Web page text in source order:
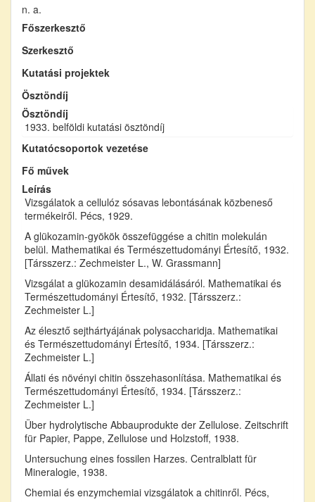
n. a.
Főszerkesztő
Szerkesztő
Kutatási projektek
Ösztöndíj
Ösztöndíj
1933. belföldi kutatási ösztöndíj
Kutatócsoportok vezetése
Fő művek
Leírás
Vizsgálatok a cellulóz sósavas lebontásának közbeneső
termékeiről. Pécs, 1929.
A glükozamin-gyökök összefüggése a chitin molekulán
belül. Mathematikai és Természettudományi Értesítő, 1932.
[Társszerz.: Zechmeister L., W. Grassmann]
Vizsgálat a glükozamin desamidálásáról. Mathematikai és
Természettudományi Értesítő, 1932. [Társszerz.:
Zechmeister L.]
Az élesztő sejthártyájának polysaccharidja. Mathematikai
és Természettudományi Értesítő, 1934. [Társszerz.:
Zechmeister L.]
Állati és növényi chitin összehasonlítása. Mathematikai és
Természettudományi Értesítő, 1934. [Társszerz.:
Zechmeister L.]
Über hydrolytische Abbauprodukte der Zellulose. Zeitschrift
für Papier, Pappe, Zellulose und Holzstoff, 1938.
Untersuchung eines fossilen Harzes. Centralblatt für
Mineralogie, 1938.
Chemiai és enzymchemiai vizsgálatok a chitinről. Pécs,